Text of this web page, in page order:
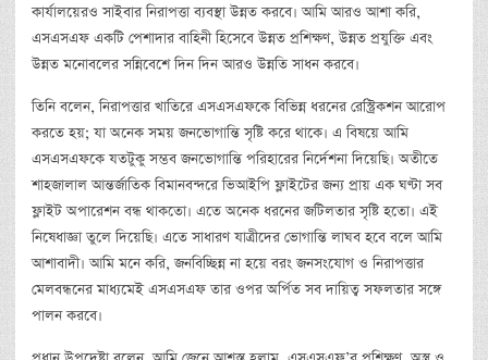
কার্যালয়েরও সাইবার নিরাপত্তা ব্যবস্থা উন্নত করবে। আমি আরও আশা করি,
এসএসএফ একটি পেশাদার বাহিনী হিসেবে উন্নত প্রশিক্ষণ, উন্নত প্রযুক্তি এবং
উন্নত মনোবলের সন্নিবেশে দিন দিন আরও উন্নতি সাধন করবে।
তিনি বলেন, নিরাপত্তার খাতিরে এসএসএফকে বিভিন্ন ধরনের রেস্ট্রিকশন আরোপ
করতে হয়; যা অনেক সময় জনভোগান্তি সৃষ্টি করে থাকে। এ বিষয়ে আমি
এসএসএফকে যতটুকু সম্ভব জনভোগান্তি পরিহারের নির্দেশনা দিয়েছি। অতীতে
শাহজালাল আন্তর্জাতিক বিমানবন্দরে ভিআইপি ফ্লাইটের জন্য প্রায় এক ঘণ্টা সব
ফ্লাইট অপারেশন বন্ধ থাকতো। এতে অনেক ধরনের জটিলতার সৃষ্টি হতো। এই
নিষেধাজ্ঞা তুলে দিয়েছি। এতে সাধারণ যাত্রীদের ভোগান্তি লাঘব হবে বলে আমি
আশাবাদী। আমি মনে করি, জনবিচ্ছিন্ন না হয়ে বরং জনসংযোগ ও নিরাপত্তার
মেলবন্ধনের মাধ্যমেই এসএসএফ তার ওপর অর্পিত সব দায়িত্ব সফলতার সঙ্গে
পালন করবে।